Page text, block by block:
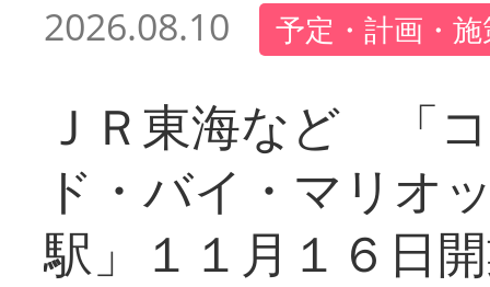
2026.08.10 予定・計画・
ＪＲ東海など 「
ド・バイ・マリオ
駅」１１月１６日